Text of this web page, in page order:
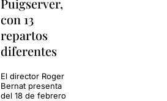
con 13
repartos
diferentes
El director Roger
Bernat presenta
del 18 de febrero